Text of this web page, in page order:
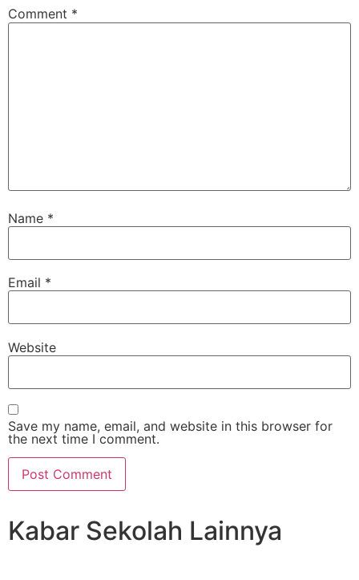
Comment *
Name *
Email *
Website
Save my name, email, and website in this browser for
the next time I comment.
Kabar Sekolah Lainnya